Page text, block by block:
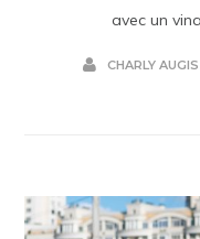
avec un
CHARLY AUGIS